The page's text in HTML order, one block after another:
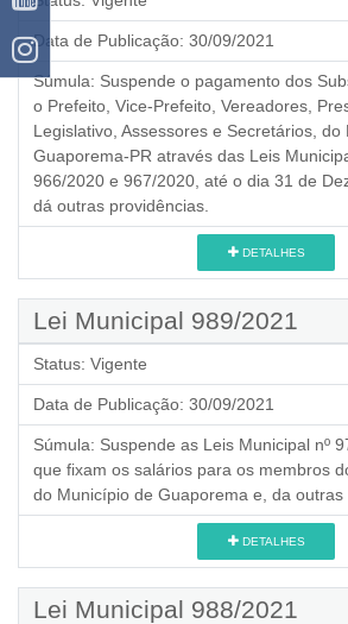
Data de Publicação: 30/09/2021
Súmula: Suspende o pagamento dos
o Prefeito, Vice-Prefeito, Vereadores,
Legislativo, Assessores e Secretários, do
Guaporema-PR através das Leis
966/2020 e 967/2020, até o dia 31 de
dá outras providências.
DETALHES
Lei Municipal 989/2021
Status: Vigente
Data de Publicação: 30/09/2021
Súmula: Suspende as Leis Municipal nº
que fixam os salários para os membros
do Município de Guaporema e, da outras
DETALHES
Lei Municipal 988/2021